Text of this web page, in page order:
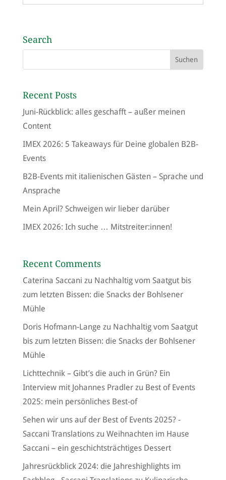
Search
Recent Posts
Juni-Rückblick: alles geschafft – außer meinen
Content
IMEX 2026: 5 Takeaways für Deine globalen B2B-
Events
B2B-Events mit italienischen Gästen – Sprache und
Ansprache
Mein April? Schweigen wir lieber darüber
IMEX 2026: Ich suche … Mitstreiter:innen!
Recent Comments
Caterina Saccani zu Nachhaltig vom Saatgut bis
zum letzten Bissen: die Snacks der Bohlsener
Mühle
Doris Hofmann-Lange zu Nachhaltig vom Saatgut
bis zum letzten Bissen: die Snacks der Bohlsener
Mühle
Lichttechnik – Gibt’s die auch in Grün? Ein
Interview mit Johannes Pradlerzu Best of Events
2025: mein persönliches Best-of
Sehen wir uns auf der Best of Events 2025? -
Saccani Translationszu Weihnachten im Hause
Saccani – ein geschichtsträchtiges Dessert
Jahresrückblick 2024: die Jahreshighlights im